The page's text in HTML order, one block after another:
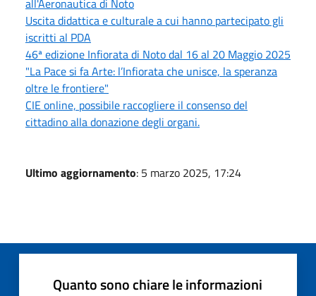
Uscita didattica e culturale a cui hanno partecipato gli
iscritti al PDA
46ª edizione Infiorata di Noto dal 16 al 20 Maggio 2025
"La Pace si fa Arte: l’Infiorata che unisce, la speranza
oltre le frontiere"
CIE online, possibile raccogliere il consenso del
cittadino alla donazione degli organi.
Ultimo aggiornamento: 5 marzo 2025, 17:24
Quanto sono chiare le informazioni